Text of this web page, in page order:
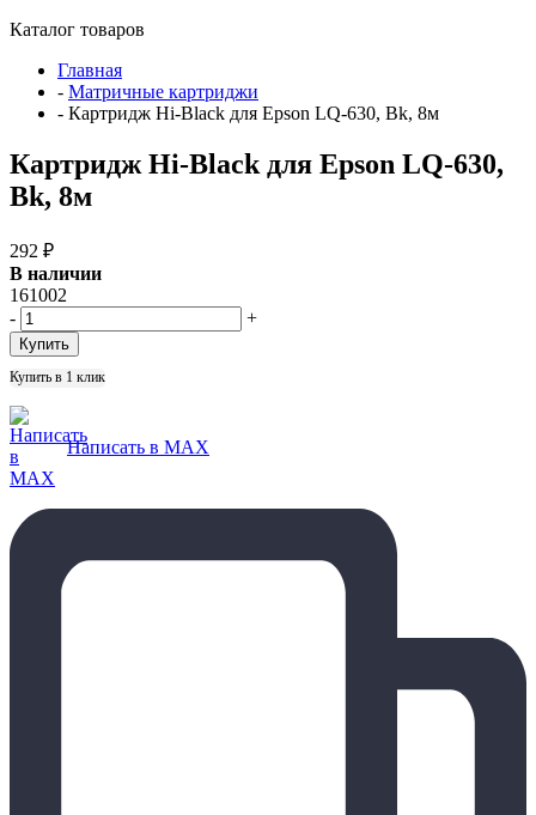
Каталог товаров
Главная
- Матричные картриджи
- Картридж Hi-Black для Epson LQ-630, Bk, 8м
Картридж Hi-Black для Epson LQ-630,
Bk, 8м
292 ₽
В наличии
161002
-
+
Купить в 1 клик
Написать в MAX